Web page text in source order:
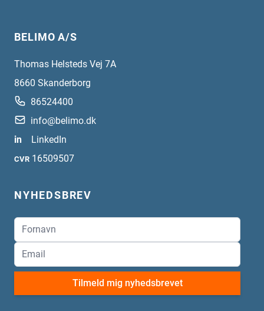
BELIMO A/S
Thomas Helsteds Vej 7A
8660 Skanderborg
86524400
info@belimo.dk
in
LinkedIn
CVR 16509507
NYHEDSBREV
Tilmeld mig nyhedsbrevet